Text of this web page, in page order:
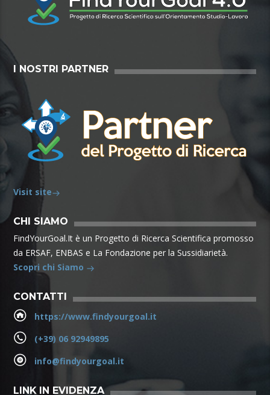
I NOSTRI PARTNER
Visit site
CHI SIAMO
FindYourGoal.It è un Progetto di Ricerca Scientifica promosso
da ERSAF, ENBAS e La Fondazione per la Sussidiarietà.
Scopri chi Siamo
CONTATTI
https://www.findyourgoal.it
(+39) 06 92949895
info@findyourgoal.it
LINK IN EVIDENZA